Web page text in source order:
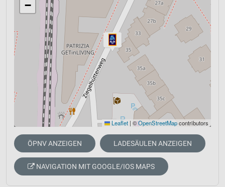
−
Leaflet | ©OpenStreetMapcontributors
ÖPNV ANZEIGEN LADESÄULEN ANZEIGEN
NAVIGATION MIT GOOGLE/IOS MAPS